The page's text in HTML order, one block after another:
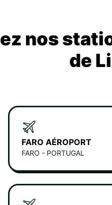
nos
de
FARO AÉROPORT
FARO - PORTUGAL